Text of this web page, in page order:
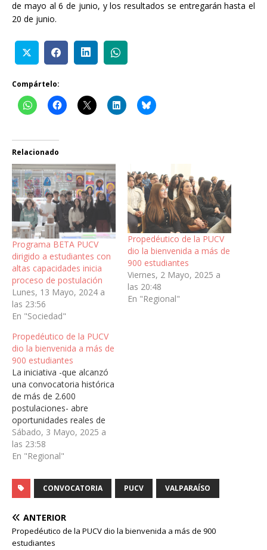
de mayo al 6 de junio, y los resultados se entregarán hasta el
20 de junio.
Compártelo:
Relacionado
Programa BETA PUCV
dirigido a estudiantes con
altas capacidades inicia
proceso de postulación
Lunes, 13 Mayo, 2024 a
las 23:56
En "Sociedad"
Propedéutico de la PUCV
dio la bienvenida a más de
900 estudiantes
Viernes, 2 Mayo, 2025 a
las 20:48
En "Regional"
Propedéutico de la PUCV
dio la bienvenida a más de
900 estudiantes
La iniciativa -que alcanzó
una convocatoria histórica
de más de 2.600
postulaciones- abre
oportunidades reales de
ingreso a la educación
superior a través de una
vía de admisión especial.
compromiso institucional
con el acceso equitativo y
educativas.Con emoción,
orgullo y la…
Sábado, 3 Mayo, 2025 a
las 23:58
En "Regional"
CONVOCATORIA PUCV VALPARAÍSO
ANTERIOR
Propedéutico de la PUCV dio la bienvenida a más de 900
estudiantes